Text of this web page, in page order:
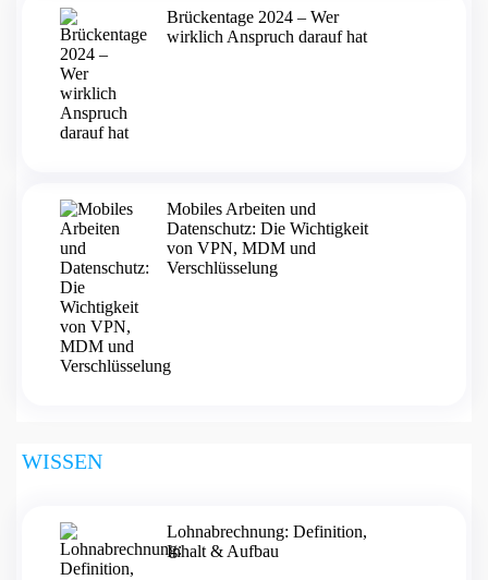
Brückentage 2024 – Wer
wirklich Anspruch darauf hat
Mobiles Arbeiten und
Datenschutz: Die Wichtigkeit
von VPN, MDM und
Verschlüsselung
WISSEN
Lohnabrechnung: Definition,
Inhalt & Aufbau